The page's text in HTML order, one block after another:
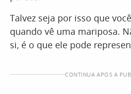
Talvez seja por isso que
quando vê uma mariposa.
si, é o que ele pode
CONTINUA APÓS A